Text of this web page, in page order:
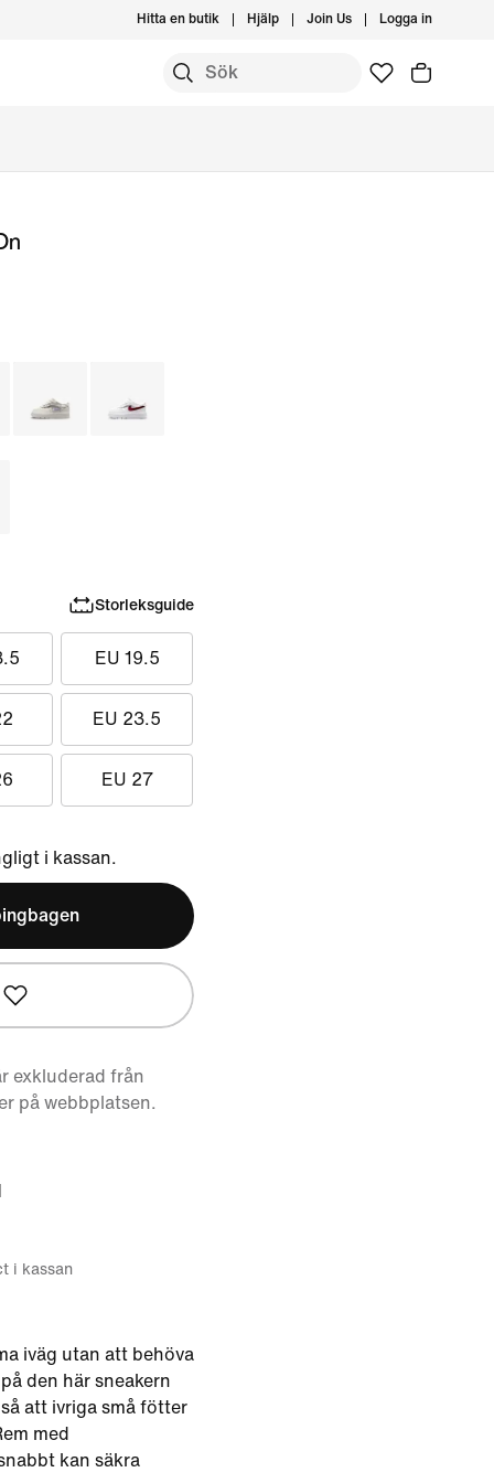
Hitta en butik Hjälp Join Us Logga in
Storleksguide
EU 19.5
EU 23.5
EU 27
i kassan.
exkluderad från
på webbplatsen.
i kassan
iväg utan att behöva
den här sneakern
att ivriga små fötter
med
kan säkra